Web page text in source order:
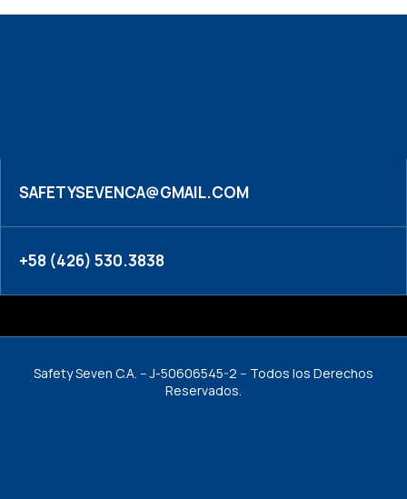
SAFETYSEVENCA@GMAIL.COM
+58 (426) 530.3838
Safety Seven C.A. -- J-50606545-2 -- Todos los Derechos
Reservados.